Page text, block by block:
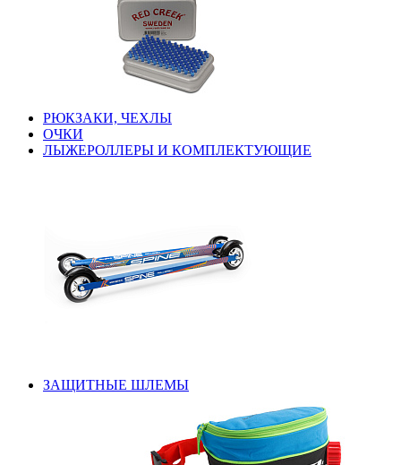
РЮКЗАКИ, ЧЕХЛЫ
ОЧКИ
ЛЫЖЕРОЛЛЕРЫ И КОМПЛЕКТУЮЩИЕ
ЗАЩИТНЫЕ ШЛЕМЫ